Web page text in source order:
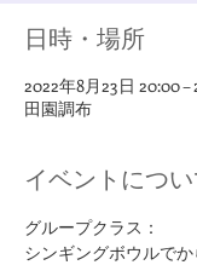
日時・場所
2022年8月23日 20:00 –
田園調布
イベントにつ
グループクラス：
シンギングボウルで